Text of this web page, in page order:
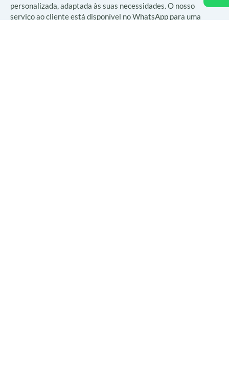
personalizada, adaptada às suas necessidades. O nosso
serviço ao cliente está disponível no WhatsApp para uma